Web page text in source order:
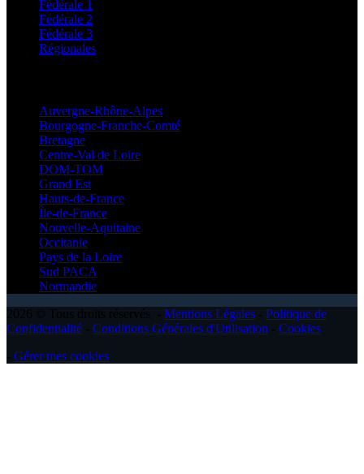
Fédérale 1
Fédérale 2
Fédérale 3
Régionales
Auvergne-Rhône-Alpes
Bourgogne-Franche-Comté
Bretagne
Centre-Val de Loire
DOM-TOM
Grand Est
Hauts-de-France
Île-de-France
Nouvelle-Aquitaine
Occitanie
Pays de la Loire
Sud PACA
Normandie
Mentions Légales
Politique de
Confidentialité
Conditions Générales d'Utilisation
Cookies
Gérer mes cookies